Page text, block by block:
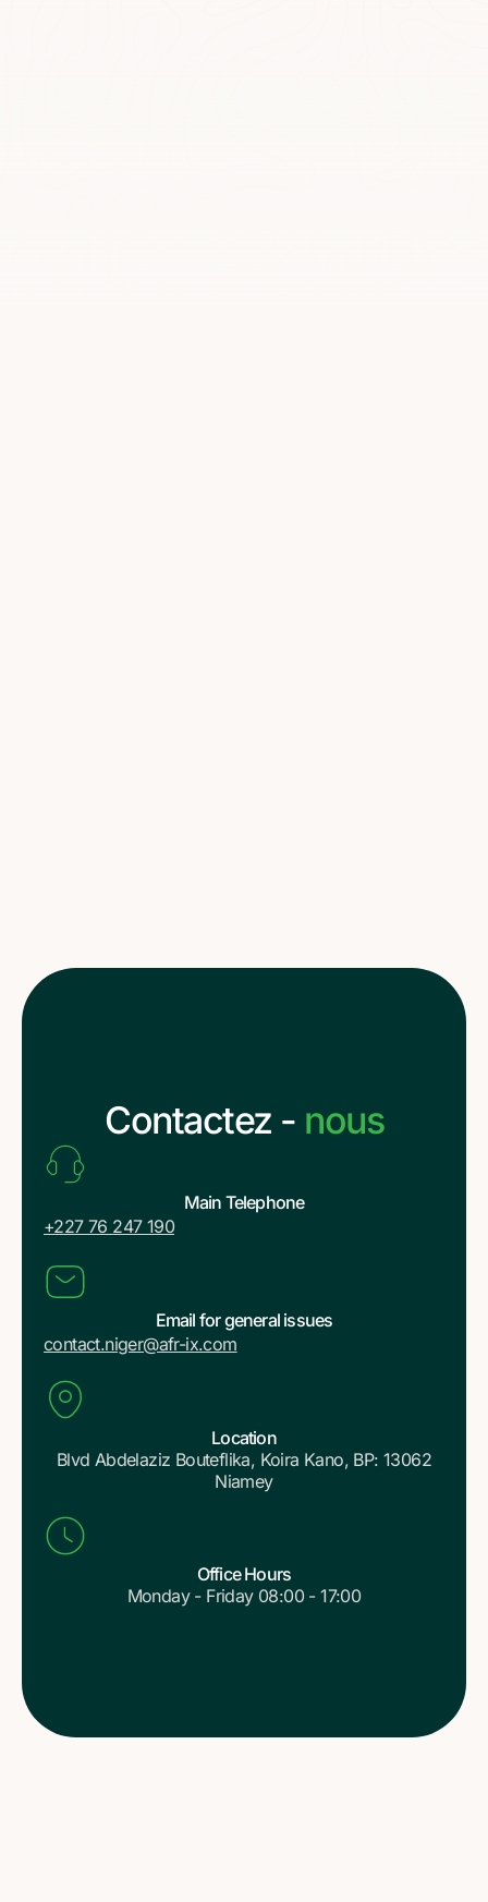
Contactez - nous
Main Telephone
+227 76 247 190
Email for general issues
contact.niger@afr-ix.com
Location
Blvd Abdelaziz Bouteflika, Koira Kano, BP: 13062
Niamey
Office Hours
Monday - Friday 08:00 - 17:00